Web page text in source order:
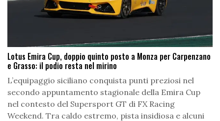
Lotus Emira Cup, doppio quinto posto a Monza per Carpenzano
e Grasso: il podio resta nel mirino
L’equipaggio siciliano conquista punti preziosi nel
secondo appuntamento stagionale della Emira Cup
nel contesto del Supersport GT di FX Racing
Weekend. Tra caldo estremo, pista insidiosa e alcuni